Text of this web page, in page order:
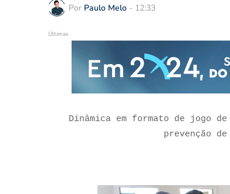
Por Paulo Melo - 12:33
Últimas
Dinâmica em formato de jogo
prevenção